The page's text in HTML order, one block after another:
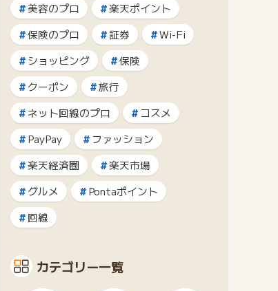
美容のプロ
楽天ポイント
保険のプロ
証券
Wi-Fi
ショッピング
保険
クーポン
旅行
ネット回線のプロ
コスメ
PayPay
ファッション
楽天経済圏
楽天市場
グルメ
Pontaポイント
回線
カテゴリー一覧